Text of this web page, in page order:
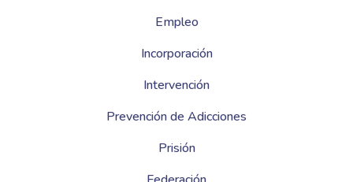
Empleo
Incorporación
Intervención
Prevención de Adicciones
Prisión